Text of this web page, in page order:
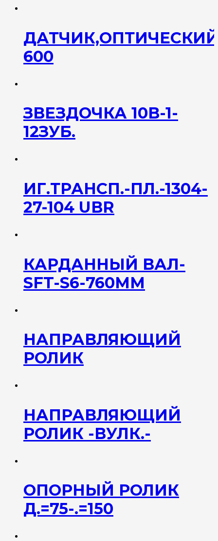
600
ЗВЕЗДОЧКА 10B-1-
12ЗУБ.
ИГ.ТРАНСП.-ПЛ.-1304-
27-104 UBR
КАРДАННЫЙ ВАЛ-
SFT-S6-760ММ
НАПРАВЛЯЮЩИЙ
РОЛИК
НАПРАВЛЯЮЩИЙ
РОЛИК -ВУЛК.-
ОПОРНЫЙ РОЛИК
Д.=75-.=150